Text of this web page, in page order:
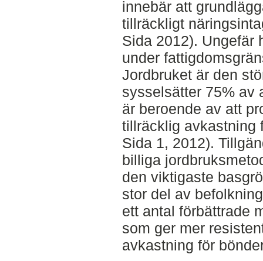
innebär att
tillräckligt
Sida 2012). Ungefär
under
Jordbruket är den
sysselsätter 75% av
är beroende av att
tillräcklig avkastning
Sida 1, 2012).
billiga
den viktigaste
stor del av
ett antal förbättrade
som ger mer
avkastning för